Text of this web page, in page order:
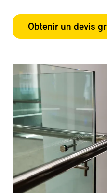
Obtenir un devis